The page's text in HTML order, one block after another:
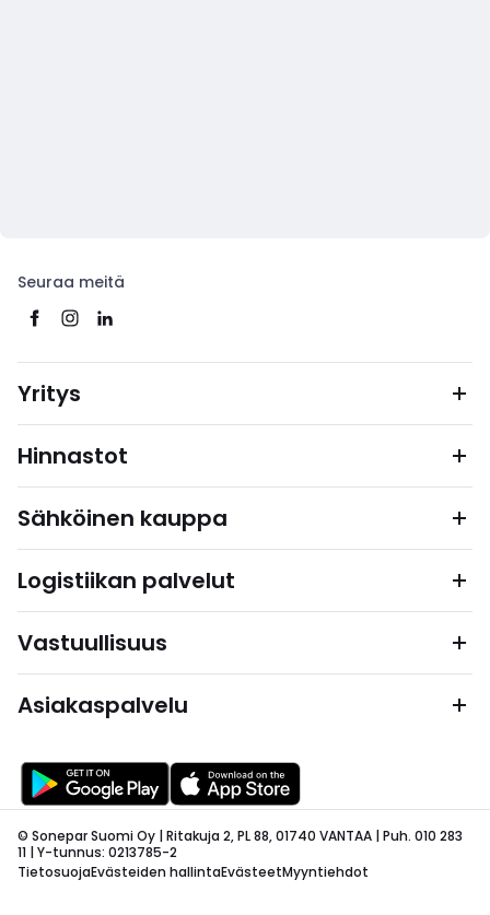
Seuraa meitä
Yritys
Hinnastot
Sähköinen kauppa
Logistiikan palvelut
Vastuullisuus
Asiakaspalvelu
© Sonepar Suomi Oy | Ritakuja 2, PL 88, 01740 VANTAA | Puh. 010 283
11 | Y-tunnus: 0213785-2
TietosuojaEvästeiden hallintaEvästeetMyyntiehdot